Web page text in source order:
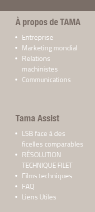
À propos de TAMA
Entreprise
Marketing mondial
Relations
machinistes
Communications
Tama Assist
LSB face à des
ficelles comparables
RÉSOLUTION
TECHNIQUE FILET
Films techniques
FAQ
Liens Utiles